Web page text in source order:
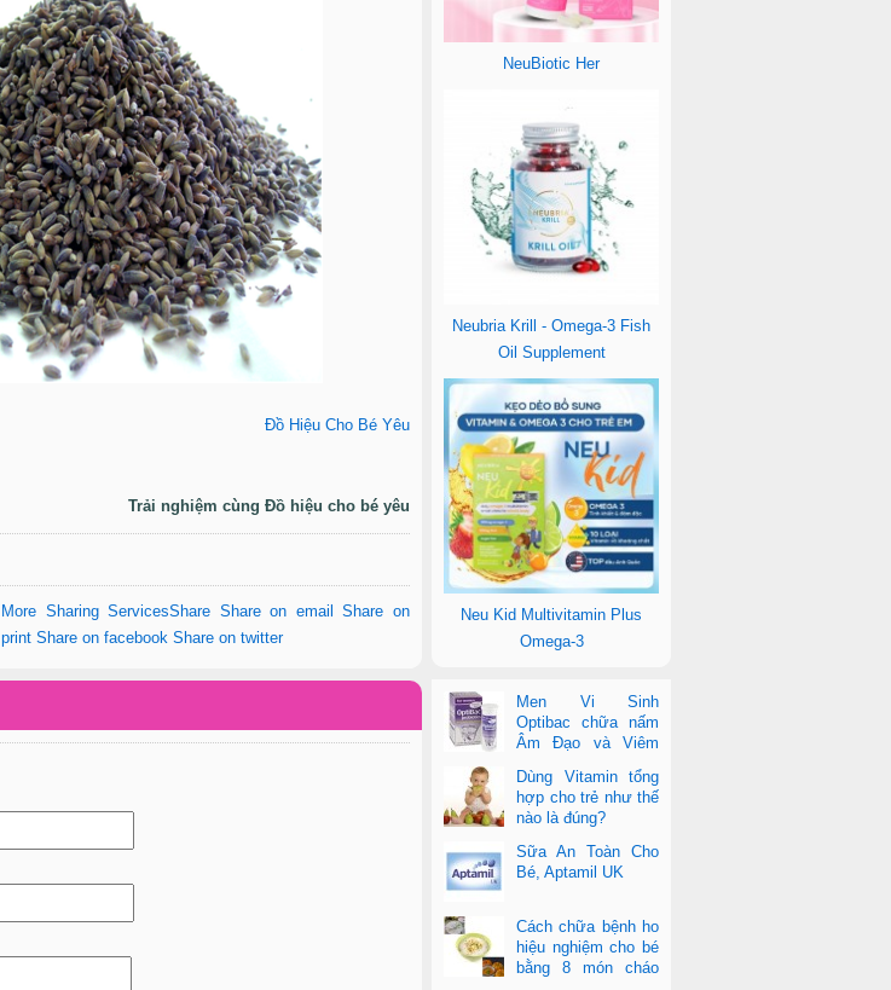
Đồ Hiệu Cho Bé Yêu
Trải nghiệm cùng Đồ hiệu cho bé yêu
More Sharing ServicesShare Share on email
Share on
print Share on facebook Share on twitter
NeuBiotic Her
Neubria Krill - Omega-3 Fish
Oil Supplement
Neu Kid Multivitamin Plus
Omega-3
Men Vi Sinh
Optibac chữa nấm
Âm Đạo và Viêm
Dùng Vitamin tổng
hợp cho trẻ như thế
nào là đúng?
Sữa An Toàn Cho
Bé, Aptamil UK
Cách chữa bệnh ho
hiệu nghiệm cho bé
bằng 8 món cháo